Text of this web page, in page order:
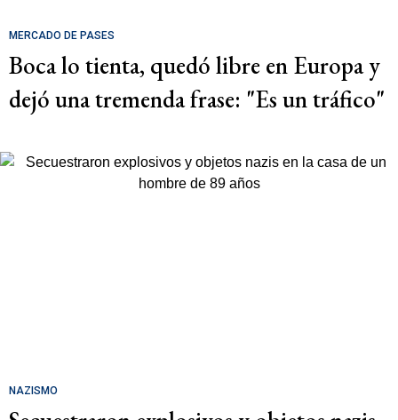
MERCADO DE PASES
Boca lo tienta, quedó libre en Europa y
dejó una tremenda frase: "Es un tráfico"
NAZISMO